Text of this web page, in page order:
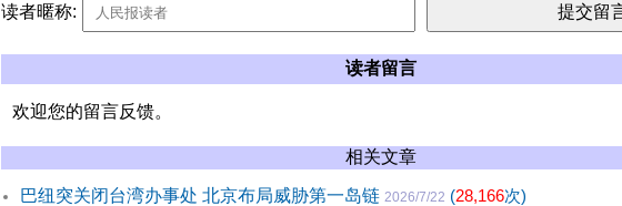
读者暱称:
读者留言
欢迎您的留言反馈。
相关文章
巴纽突关闭台湾办事处 北京布局威胁第一岛链 2026/7/22 (28,166次)